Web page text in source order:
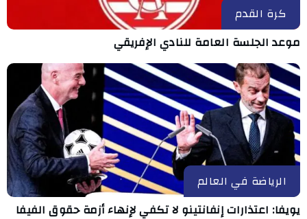
كرة القدم
موعد الجلسة العامة للنادي الإفريقي
الرياضة في العالم
يويفا: اعتذارات إنفانتينو لا تكفي لإنهاء أزمة حقوق الفيفا